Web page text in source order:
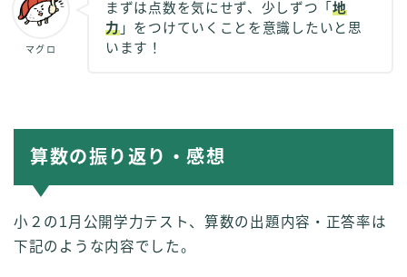
マグロ
まずは点数を気にせず、少しずつ「地
力」をつけていくことを意識したいと思
います！
算数の振り返り・感想
小２の1月公開学力テスト、算数の出題内容・正答率は
下記のような内容でした。